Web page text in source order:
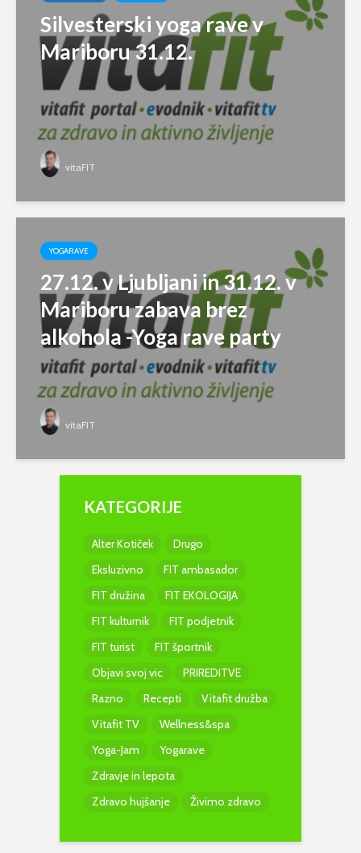
Silvesterski yoga rave v
Mariboru 31.12.
vitaFIT
YOGARAVE
27.12. v Ljubljani in 31.12. v
Mariboru zabava brez
alkohola -Yoga rave party
vitaFIT
KATEGORIJE
Alter Kotiček
Drugo
Eksluzivno
FIT ambasador
FIT družina
FIT EKOLOGIJA
FIT kulturnik
FIT podjetnik
FIT turist
FIT športnik
Objavi svoj vic
PRIREDITVE
Razno
Recepti
Vitafit družba
Vitafit TV
Wellness&spa
Yoga-Jam
Yogarave
Zdravje in lepota
Zdravo hujšanje
Živimo zdravo